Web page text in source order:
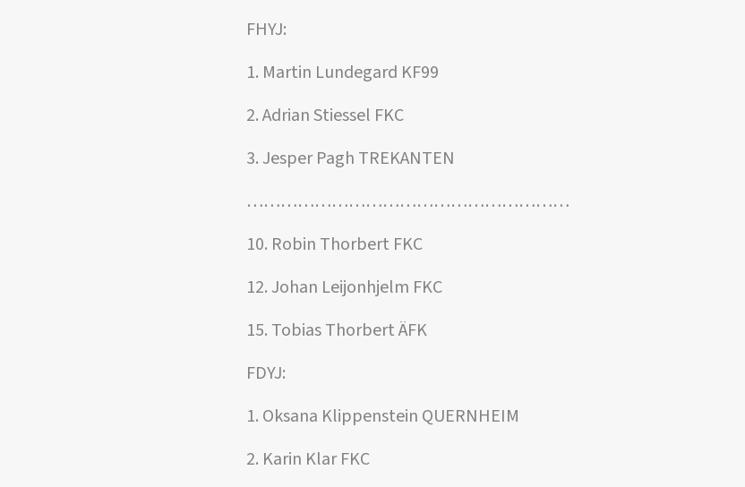
FHYJ:
1. Martin Lundegard KF99
2. Adrian Stiessel FKC
3. Jesper Pagh TREKANTEN
…………………………………………………
10. Robin Thorbert FKC
12. Johan Leijonhjelm FKC
15. Tobias Thorbert ÄFK
FDYJ:
1. Oksana Klippenstein QUERNHEIM
2. Karin Klar FKC